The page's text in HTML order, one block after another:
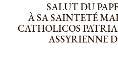
SALUT DU
À SA SAINTETÉ
CATHOLICOS
ASSYRIENNE